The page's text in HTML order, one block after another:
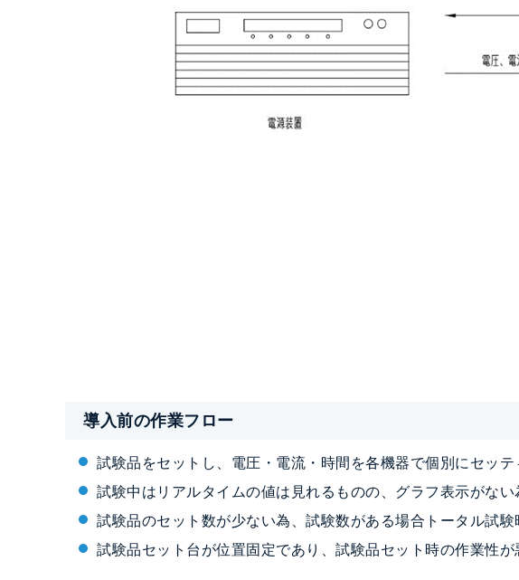
導入前の作業フロー
試験品をセットし、電圧・電流・時間を各機器で個別にセッテ
試験中はリアルタイムの値は見れるものの、グラフ表示がな
試験品のセット数が少ない為、試験数がある場合トータル試験
試験品セット台が位置固定であり、試験品セット時の作業性が